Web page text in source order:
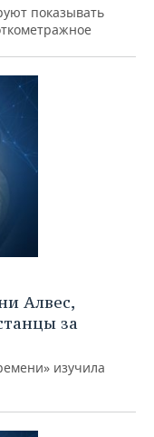
показывать
Алвес,
за
изучила